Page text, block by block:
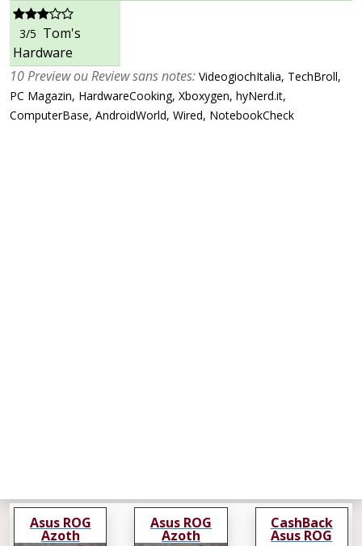
3/5 Tom's
Hardware
10 Preview ou Review sans notes: VideogiochItalia, TechBroll,
PC Magazin, HardwareCooking, Xboxygen, hyNerd.it,
ComputerBase, AndroidWorld, Wired, NotebookCheck
Asus ROG
Azoth
Asus ROG
Azoth
CashBack
Asus ROG